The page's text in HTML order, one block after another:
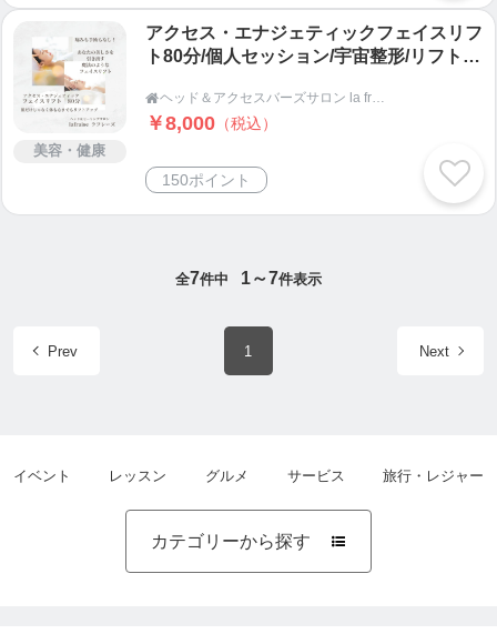
美容・健康
アクセス・エナジェティックフェイスリフ
ト80分/個人セッション/宇宙整形/リフトア
 ヘッド＆アクセスバーズサロン la fraise ラフレーズ
￥8,000 （税込）
150ポイント
全7件中 1～7件表示
Prev 1 Next
イベント レッスン グルメ サービス 旅行・レジャー
カテゴリーから探す 